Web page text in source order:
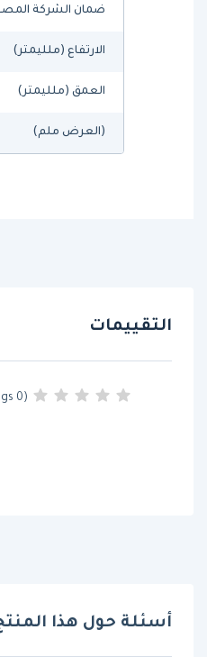
ضمان الشركة
الارتفاع (ملليمتر)
العمق (ملليمتر)
(العرض ملم)
التقييمات
(0 Ratings)
أسئلة حول هذا